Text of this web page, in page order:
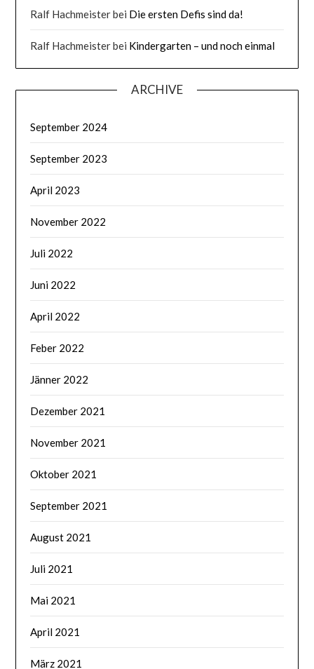
Ralf Hachmeisterbei Die ersten Defis sind da!
Ralf Hachmeisterbei Kindergarten – und noch einmal
ARCHIVE
September 2024
September 2023
April 2023
November 2022
Juli 2022
Juni 2022
April 2022
Feber 2022
Jänner 2022
Dezember 2021
November 2021
Oktober 2021
September 2021
August 2021
Juli 2021
Mai 2021
April 2021
März 2021